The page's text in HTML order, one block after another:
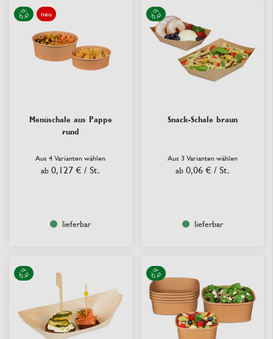
neu
Menüschale aus Pappe
rund
Aus 4 Varianten wählen
ab 0,127 € / St.
lieferbar
Snack-Schale braun
Aus 3 Varianten wählen
ab 0,06 € / St.
lieferbar